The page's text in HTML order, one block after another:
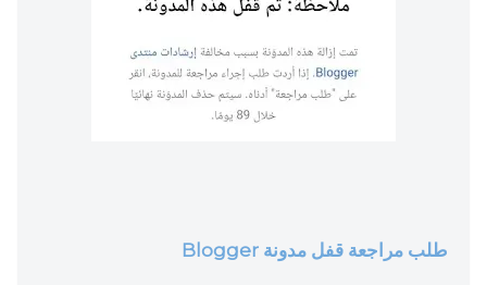
طلب مراجعة قفل مدونة Blogger